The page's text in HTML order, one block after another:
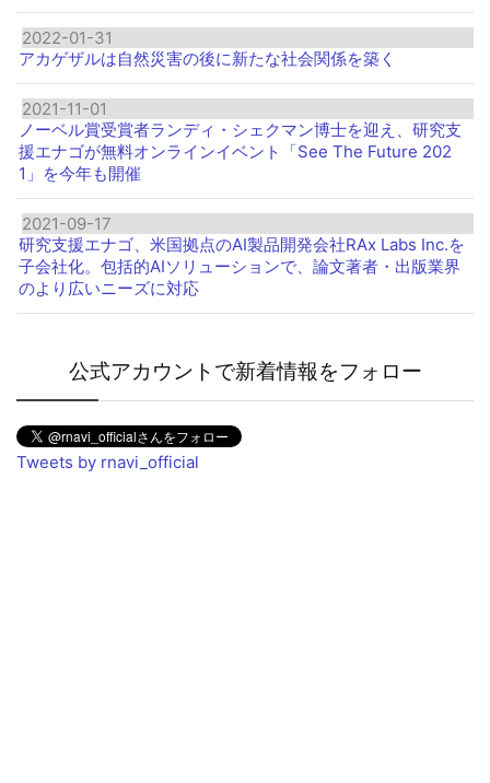
2022-01-31
アカゲザルは自然災害の後に新たな社会関係を築く
2021-11-01
ノーベル賞受賞者ランディ・シェクマン博士を迎え、研究支
援エナゴが無料オンラインイベント「See The Future 202
1」を今年も開催
2021-09-17
研究支援エナゴ、米国拠点のAI製品開発会社RAx Labs Inc.を
子会社化。包括的AIソリューションで、論文著者・出版業界
のより広いニーズに対応
公式アカウントで新着情報をフォロー
Tweets by rnavi_official